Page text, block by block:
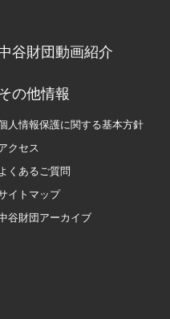
谷財団動画紹介
の他情報
人情報保護に関する基本方針
クセス
くあるご質問
イトマップ
谷財団アーカイブ